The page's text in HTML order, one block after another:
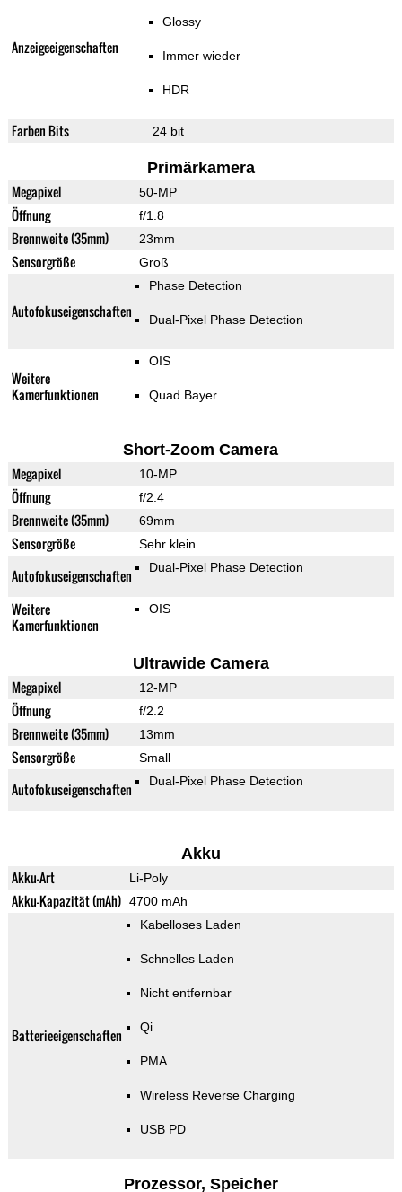
Anzeigeeigenschaften
Glossy
Immer wieder
HDR
Farben Bits 24 bit
Primärkamera
Megapixel 50-MP
Öffnung f/1.8
Brennweite (35mm) 23mm
Sensorgröße Groß
Autofokuseigenschaften
Phase Detection
Dual-Pixel Phase Detection
Weitere
Kamerfunktionen
OIS
Quad Bayer
Short-Zoom Camera
Megapixel 10-MP
Öffnung f/2.4
Brennweite (35mm) 69mm
Sensorgröße Sehr klein
Autofokuseigenschaften Dual-Pixel Phase Detection
Weitere
Kamerfunktionen
OIS
Ultrawide Camera
Megapixel 12-MP
Öffnung f/2.2
Brennweite (35mm) 13mm
Sensorgröße Small
Autofokuseigenschaften Dual-Pixel Phase Detection
Akku
Akku-Art Li-Poly
Akku-Kapazität (mAh) 4700 mAh
Batterieeigenschaften
Kabelloses Laden
Schnelles Laden
Nicht entfernbar
Qi
PMA
Wireless Reverse Charging
USB PD
Prozessor, Speicher